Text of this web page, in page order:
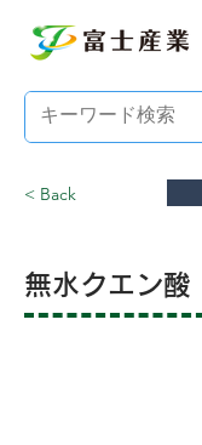
< Back
無水クエン酸